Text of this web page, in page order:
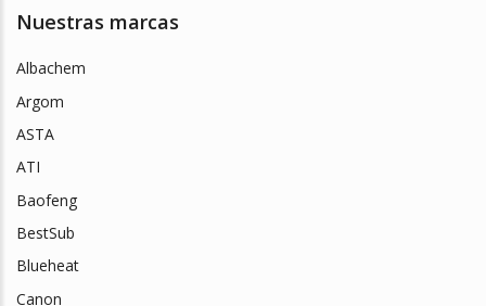
Nuestras marcas
Albachem
Argom
ASTA
ATI
Baofeng
BestSub
Blueheat
Canon